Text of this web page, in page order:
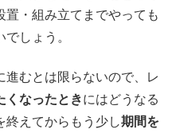
置・組み立てまでやっても
しょう。
進むとは限らないので、レ
くなったときにはどうなる
終えてからもう少し期間を